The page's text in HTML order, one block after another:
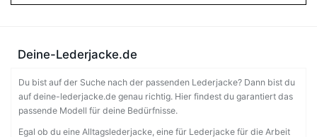
Deine-Lederjacke.de
Du bist auf der Suche nach der passenden Lederjacke? Dann bist du
auf deine-lederjacke.de genau richtig. Hier findest du garantiert das
passende Modell für deine Bedürfnisse.
Egal ob du eine Alltagslederjacke, eine für Lederjacke für die Arbeit